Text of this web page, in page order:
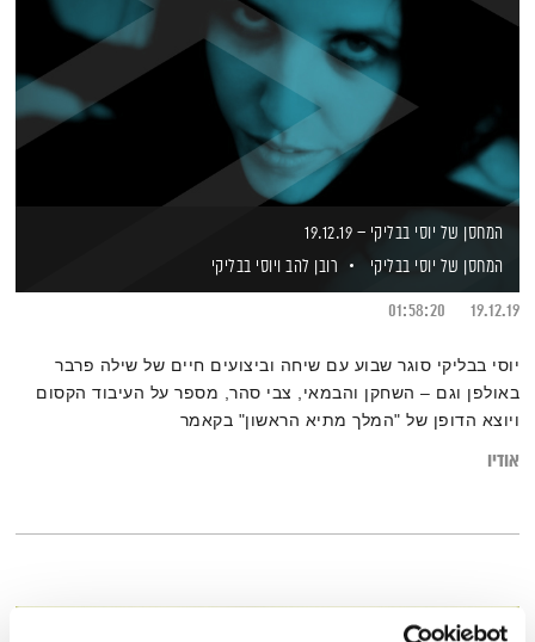
המחסן של יוסי בבליקי – 19.12.19
המחסן של יוסי בבליקי
רובן להב ויוסי בבליקי
19.12.19
01:58:20
יוסי בבליקי סוגר שבוע עם שיחה וביצועים חיים של שילה פרבר
באולפן וגם – השחקן והבמאי, צבי סהר, מספר על העיבוד הקסום
ויוצא הדופן של "המלך מתיא הראשון" בקאמר
אודיו